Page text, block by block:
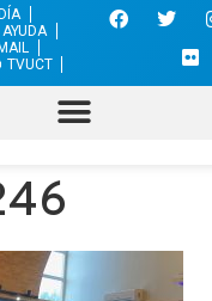
TVUCT